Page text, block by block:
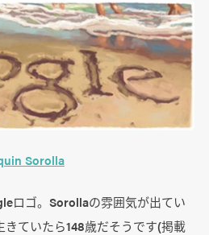
Sorolla
ロゴ。Sorollaの雰囲気が出てい
きていたら148歳だそうです(掲載